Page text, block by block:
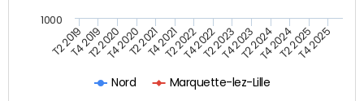
Nord Marquette-lez-Lille
T2 2019T4 2019T2 2020T4 2020T2 2021T4 2021T2 2022T4 2022T2 2023T4 2023T2 2024T4 2024T2 2025T4 2025
1000